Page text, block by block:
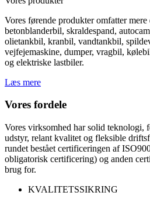
Vores førende produkter omfatter mere
betonblanderbil, skraldespand,
olietankbil, kranbil, vandtankbil,
vejfejemaskine, dumper, vragbil,
og elektriske lastbiler.
Læs mere
Vores fordele
Vores virksomhed har solid teknologi,
udstyr, relant kvalitet og fleksible
rundet bestået certificeringen af
obligatorisk certificering) og anden
brug for.
KVALITETSSIKRING